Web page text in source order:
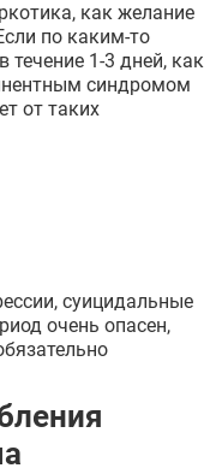
как желание
по каким-то
течение 1-3 дней, как
синдромом
от таких
суицидальные
очень опасен,